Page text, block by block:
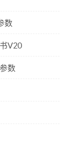
数
V20
数